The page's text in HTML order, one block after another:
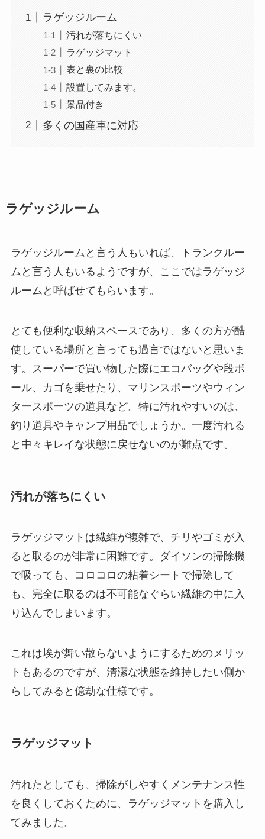
ラゲッジルーム
汚れが落ちにくい
ラゲッジマット
表と裏の比較
設置してみます。
景品付き
多くの国産車に対応
ラゲッジルーム
ラゲッジルームと言う人もいれば、トランクルー
ムと言う人もいるようですが、ここではラゲッジ
ルームと呼ばせてもらいます。
とても便利な収納スペースであり、多くの方が酷
使している場所と言っても過言ではないと思いま
す。スーパーで買い物した際にエコバッグや段ボ
ール、カゴを乗せたり、マリンスポーツやウィン
タースポーツの道具など。特に汚れやすいのは、
釣り道具やキャンプ用品でしょうか。一度汚れる
と中々キレイな状態に戻せないのが難点です。
汚れが落ちにくい
ラゲッジマットは繊維が複雑で、チリやゴミが入
ると取るのが非常に困難です。ダイソンの掃除機
で吸っても、コロコロの粘着シートで掃除して
も、完全に取るのは不可能なぐらい繊維の中に入
り込んでしまいます。
これは埃が舞い散らないようにするためのメリッ
トもあるのですが、清潔な状態を維持したい側か
らしてみると億劫な仕様です。
ラゲッジマット
汚れたとしても、掃除がしやすくメンテナンス性
を良くしておくために、ラゲッジマットを購入し
てみました。